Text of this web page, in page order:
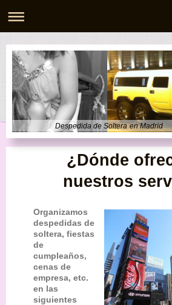
Despedida de Soltera en Madrid
¿Dónde
nuestros
Organizamos
despedidas de
soltera, fiestas
de
cumpleaños,
cenas de
empresa, etc.
en las
siguientes